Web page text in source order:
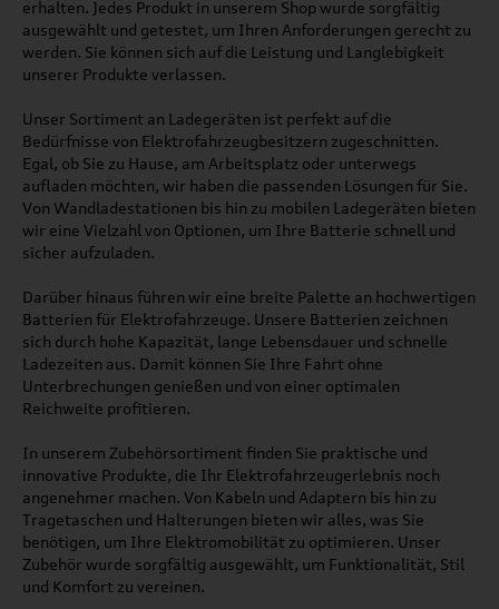
erhalten. Jedes Produkt in unserem Shop wurde sorgfältig
ausgewählt und getestet, um Ihren Anforderungen gerecht zu
werden. Sie können sich auf die Leistung und Langlebigkeit
unserer Produkte verlassen.
Unser Sortiment an Ladegeräten ist perfekt auf die
Bedürfnisse von Elektrofahrzeugbesitzern zugeschnitten.
Egal, ob Sie zu Hause, am Arbeitsplatz oder unterwegs
aufladen möchten, wir haben die passenden Lösungen für Sie.
Von Wandladestationen bis hin zu mobilen Ladegeräten bieten
wir eine Vielzahl von Optionen, um Ihre Batterie schnell und
sicher aufzuladen.
Darüber hinaus führen wir eine breite Palette an hochwertigen
Batterien für Elektrofahrzeuge. Unsere Batterien zeichnen
sich durch hohe Kapazität, lange Lebensdauer und schnelle
Ladezeiten aus. Damit können Sie Ihre Fahrt ohne
Unterbrechungen genießen und von einer optimalen
Reichweite profitieren.
In unserem Zubehörsortiment finden Sie praktische und
innovative Produkte, die Ihr Elektrofahrzeugerlebnis noch
angenehmer machen. Von Kabeln und Adaptern bis hin zu
Tragetaschen und Halterungen bieten wir alles, was Sie
benötigen, um Ihre Elektromobilität zu optimieren. Unser
Zubehör wurde sorgfältig ausgewählt, um Funktionalität, Stil
und Komfort zu vereinen.